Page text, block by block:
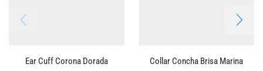
Ear Cuff Corona Dorada Collar Concha Brisa Marina